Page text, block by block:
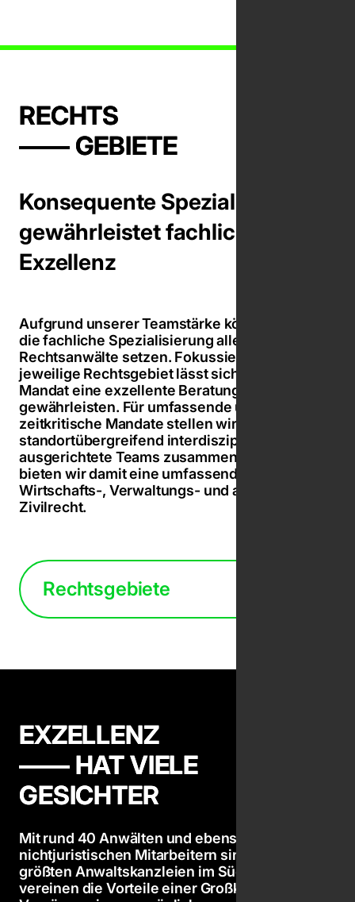
RECHTS
—— GEBIETE
Konsequente Spezialisierung
gewährleistet fachliche
Exzellenz
Aufgrund unserer Teamstärke können wir auf
die fachliche Spezialisierung aller rund 40
Rechtsanwälte setzen. Fokussiert auf das
jeweilige Rechtsgebiet lässt sich bei jedem
Mandat eine exzellente Beratungsqualität
gewährleisten. Für umfassende und
zeitkritische Mandate stellen wir
standortübergreifend interdisziplinär
ausgerichtete Teams zusammen. Gemeinsam
bieten wir damit eine umfassende Expertise im
Wirtschafts-, Verwaltungs- und allgemeinen
Zivilrecht.
Rechtsgebiete
EXZELLENZ
—— HAT VIELE
GESICHTER
Mit rund 40 Anwälten und ebenso vielen
nichtjuristischen Mitarbeitern sind wir eine der
größten Anwaltskanzleien im Südwesten. Wir
vereinen die Vorteile einer Großkanzlei mit den